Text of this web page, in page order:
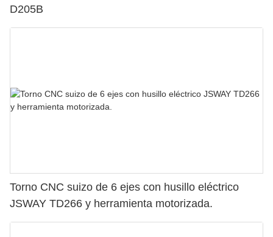
D205B
Torno CNC suizo de 6 ejes con husillo eléctrico
JSWAY TD266 y herramienta motorizada.